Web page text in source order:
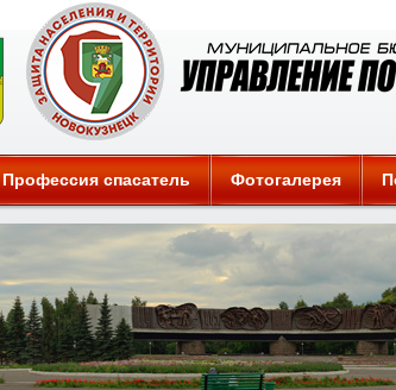
Профессия спасатель Фотогалерея